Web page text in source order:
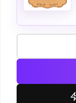
количество
Риболовно